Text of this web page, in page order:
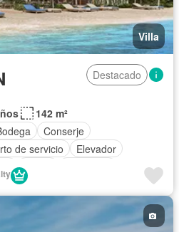
Villa
Destacado
142 m²
Conserje
de servicio
Elevador
Jardín